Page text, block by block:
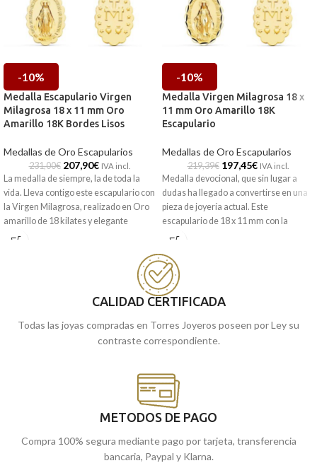
-10%
Medalla Escapulario Virgen
Milagrosa 18 x 11 mm Oro
Amarillo 18K Bordes Lisos
Medallas de Oro Escapularios
231,00€ 207,90€ IVA incl.
La medalla de siempre, la de toda la
vida. Lleva contigo este escapulario con
la Virgen Milagrosa, realizado en Oro
amarillo de 18 kilates y elegante
terminación matizada y brillo.
Málaga, o cómprala online y te la
-10%
Medalla Virgen Milagrosa 18 x
11 mm Oro Amarillo 18K
Escapulario
Medallas de Oro Escapularios
219,39€ 197,45€ IVA incl.
Medalla devocional, que sin lugar a
dudas ha llegado a convertirse en una
pieza de joyería actual. Este
escapulario de 18 x 11 mm con la
Virgen de la Milagrosa realizado en
para llevar en tu día a día. Siempre te
acompañará.
Recógela en nuestras tiendas de
llevamos a casa.
CALIDAD CERTIFICADA
Todas las joyas compradas en Torres Joyeros poseen por Ley su
contraste correspondiente.
METODOS DE PAGO
Compra 100% segura mediante pago por tarjeta, transferencia
bancaria, Paypal y Klarna.